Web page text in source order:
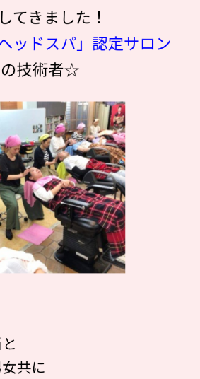
てきました！
ッドスパ」認定サロン
技術者☆
共に